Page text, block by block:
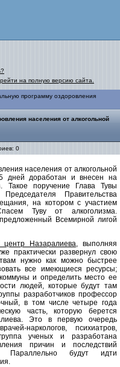
на полную версию сайта.
программу оздоровления
населения от алкогольной
0
населения от алкогольной
дней доработан и внесен на
Такое поручение Глава Тувы
Правительства
на котором с участием
Туву от алкоголизма.
Всемирной лигой
центр Назаралиева, выполняя
практически развернул свою
нужно как можно быстрее
все имеющиеся ресурсы;
и определить место ее
людей, которые будут там
разработчиков профессор
в том числе четыре года
часть, которую берется
Это в первую очередь
наркологов, психиатров,
ученых и разработана
причин и последствий
Параллельно будут идти